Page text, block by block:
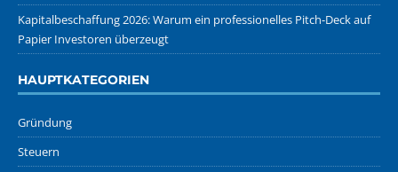
Kapitalbeschaffung 2026: Warum ein professionelles Pitch-Deck auf
Papier Investoren überzeugt
HAUPTKATEGORIEN
Gründung
Steuern